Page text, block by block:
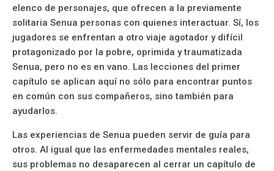
elenco de personajes, que ofrecen a la previamente
solitaria Senua personas con quienes interactuar. Sí, los
jugadores se enfrentan a otro viaje agotador y difícil
protagonizado por la pobre, oprimida y traumatizada
Senua, pero no es en vano. Las lecciones del primer
capítulo se aplican aquí no sólo para encontrar puntos
en común con sus compañeros, sino también para
ayudarlos.
Las experiencias de Senua pueden servir de guía para
otros. Al igual que las enfermedades mentales reales,
sus problemas no desaparecen al cerrar un capítulo de